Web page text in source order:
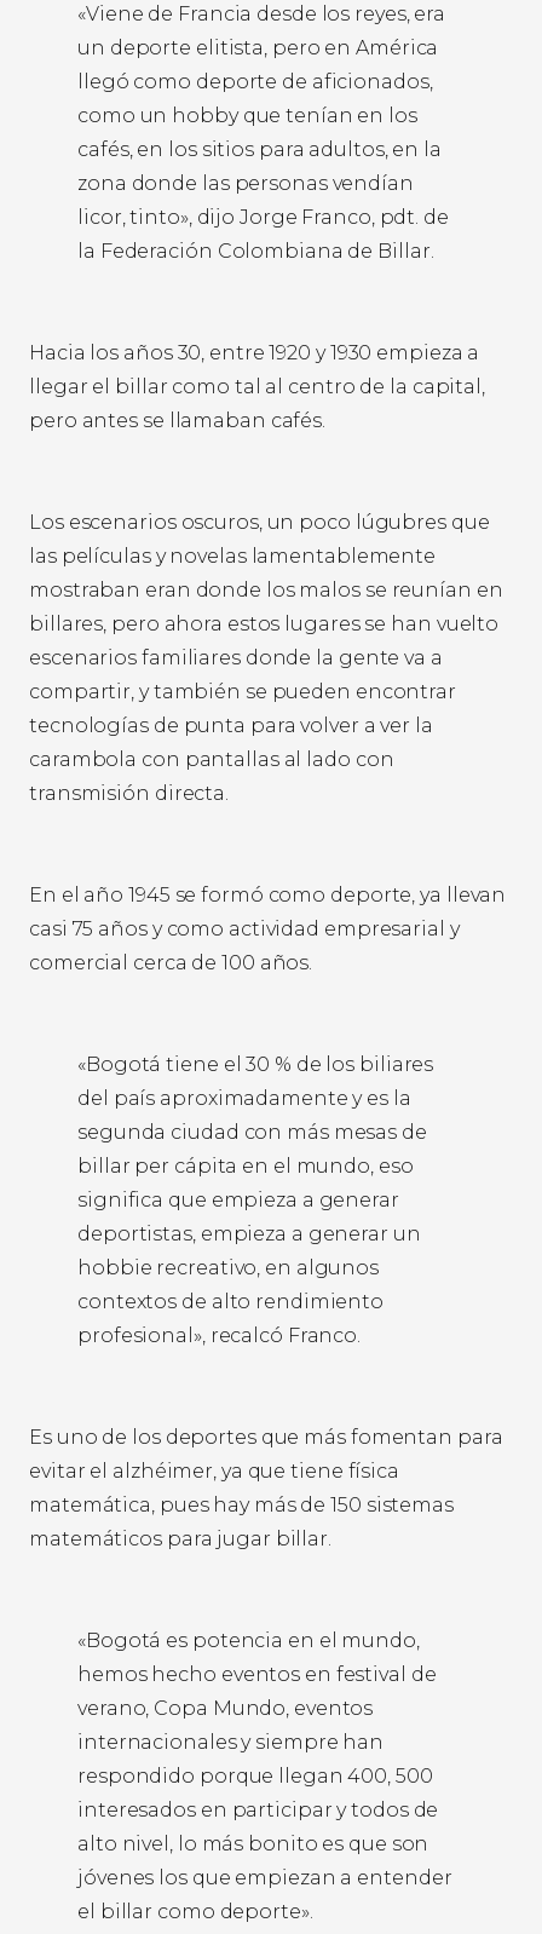
«Viene de Francia desde los reyes, era
un deporte elitista, pero en América
llegó como deporte de aficionados,
como un hobby que tenían en los
cafés, en los sitios para adultos, en la
zona donde las personas vendían
licor, tinto», dijo Jorge Franco, pdt. de
la Federación Colombiana de Billar.
Hacia los años 30, entre 1920 y 1930 empieza a
llegar el billar como tal al centro de la capital,
pero antes se llamaban cafés.
Los escenarios oscuros, un poco lúgubres que
las películas y novelas lamentablemente
mostraban eran donde los malos se reunían en
billares, pero ahora estos lugares se han vuelto
escenarios familiares donde la gente va a
compartir, y también se pueden encontrar
tecnologías de punta para volver a ver la
carambola con pantallas al lado con
transmisión directa.
En el año 1945 se formó como deporte, ya llevan
casi 75 años y como actividad empresarial y
comercial cerca de 100 años.
«Bogotá tiene el 30 % de los biliares
del país aproximadamente y es la
segunda ciudad con más mesas de
billar per cápita en el mundo, eso
significa que empieza a generar
deportistas, empieza a generar un
hobbie recreativo, en algunos
contextos de alto rendimiento
profesional», recalcó Franco.
Es uno de los deportes que más fomentan para
evitar el alzhéimer, ya que tiene física
matemática, pues hay más de 150 sistemas
matemáticos para jugar billar.
«Bogotá es potencia en el mundo,
hemos hecho eventos en festival de
verano, Copa Mundo, eventos
internacionales y siempre han
respondido porque llegan 400, 500
interesados en participar y todos de
alto nivel, lo más bonito es que son
jóvenes los que empiezan a entender
el billar como deporte».